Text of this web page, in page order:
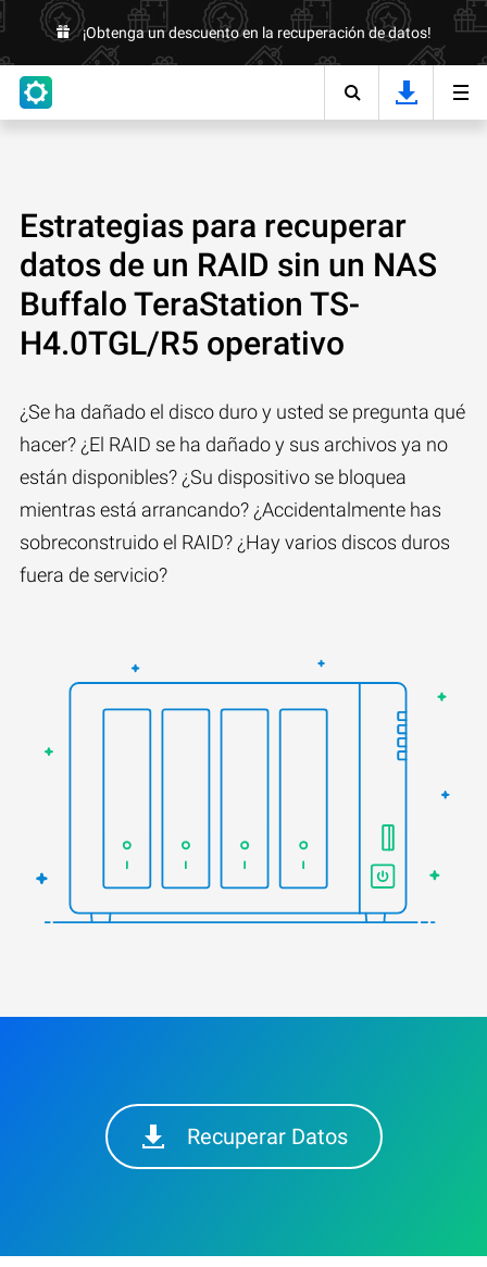
¡Obtenga un descuento en la recuperación de datos!
Estrategias para recuperar
datos de un RAID sin un NAS
Buffalo TeraStation TS-
H4.0TGL/R5 operativo
¿Se ha dañado el disco duro y usted se pregunta qué
hacer? ¿El RAID se ha dañado y sus archivos ya no
están disponibles? ¿Su dispositivo se bloquea
mientras está arrancando? ¿Accidentalmente has
sobreconstruido el RAID? ¿Hay varios discos duros
fuera de servicio?
Recuperar Datos